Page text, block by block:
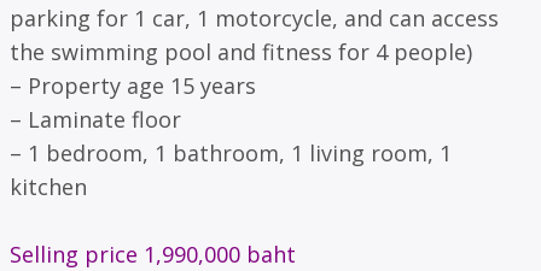
parking for 1 car, 1 motorcycle, and can access
the swimming pool and fitness for 4 people)
– Property age 15 years
– Laminate floor
– 1 bedroom, 1 bathroom, 1 living room, 1
kitchen
Selling price 1,990,000 baht